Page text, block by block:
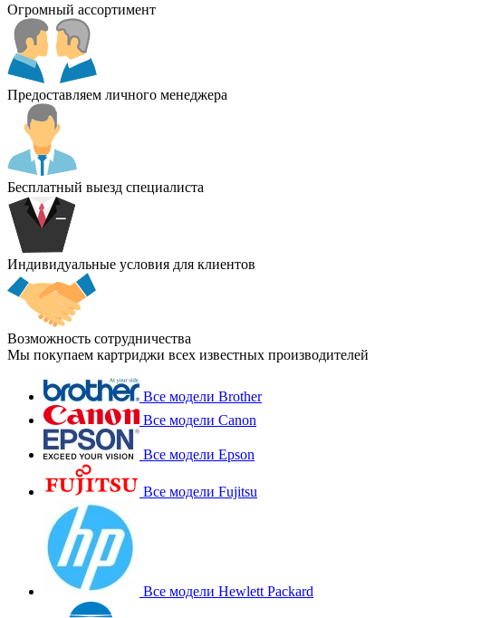
Огромный ассортимент
Предоставляем личного менеджера
Бесплатный выезд специалиста
Индивидуальные условия для клиентов
Возможность сотрудничества
Мы покупаем картриджи всех известных производителей
Все модели Brother
Все модели Canon
Все модели Epson
Все модели Fujitsu
Все модели Hewlett Packard